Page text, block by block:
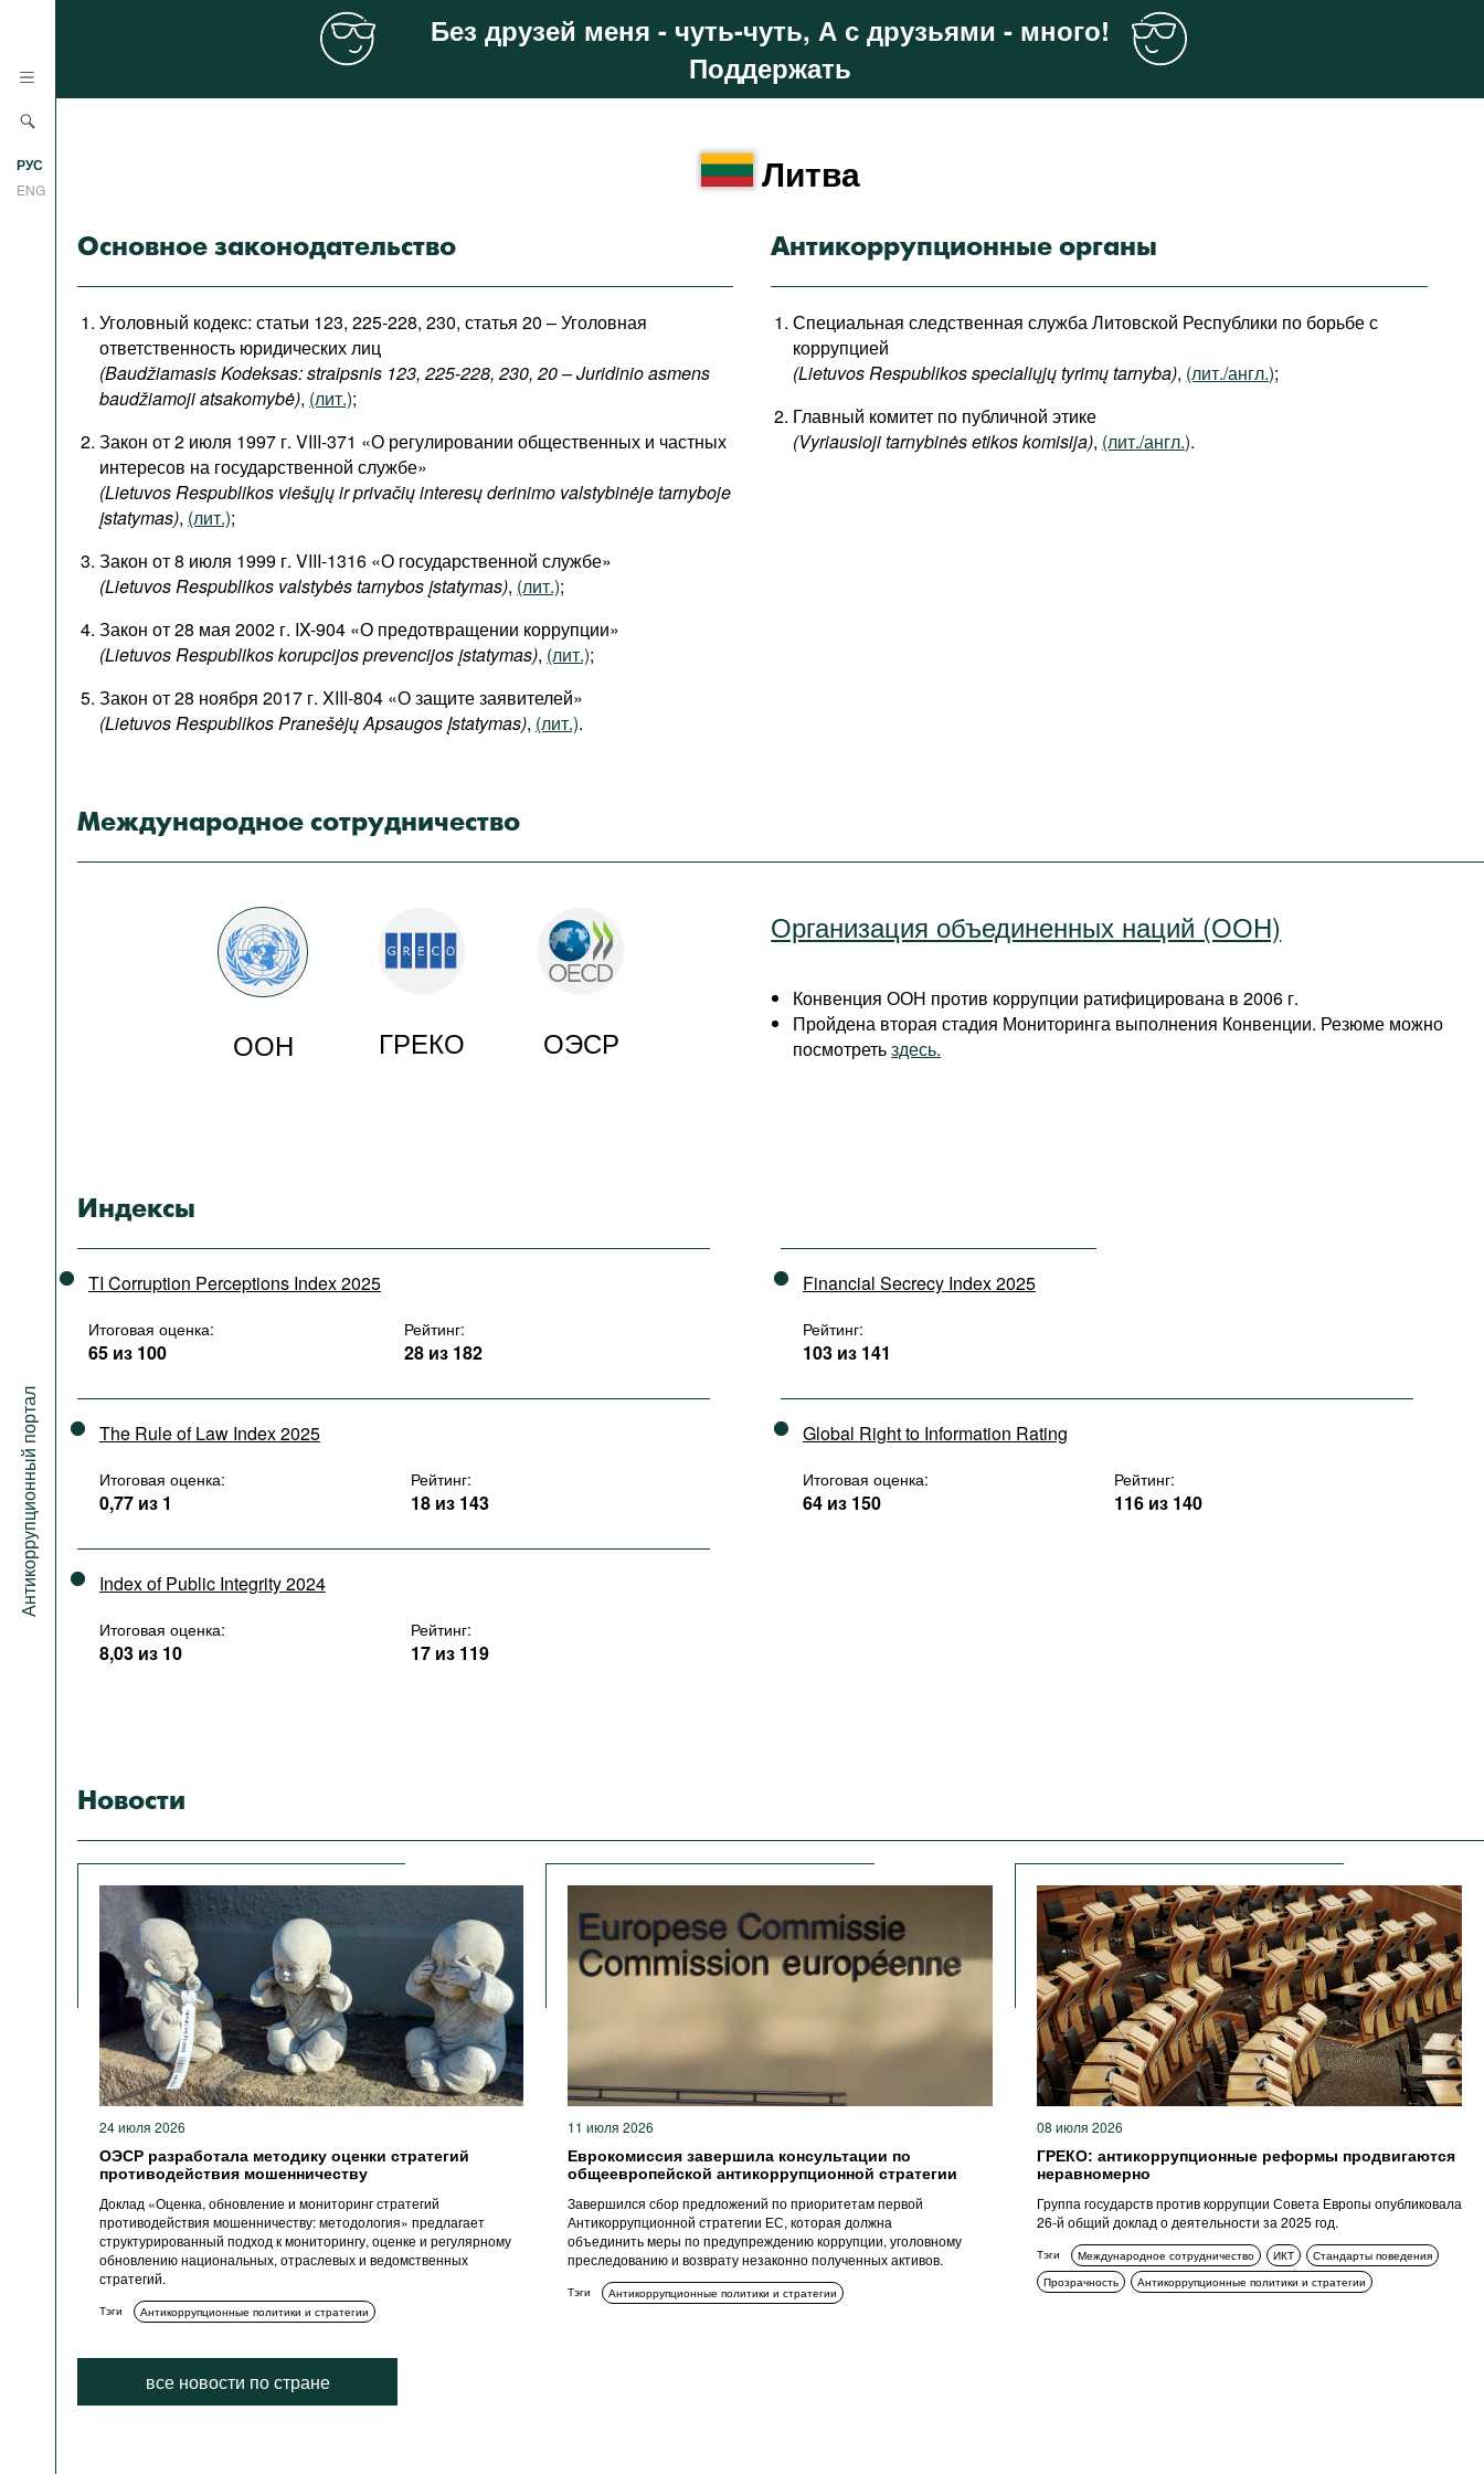
РУС
ENG
Антикоррупционный портал
Профили
Ресурсы
Литература
Сайты
Документы международных
Фильмы
Подкасты
Книжная полка
О проекте
Без друзей меня - чуть-чуть, А с друзьями - много!
Поддержать
Литва
Основное законодательство
Уголовный кодекс: статьи 123, 225-228, 230, статья 20 – Уголовная
ответственность юридических лиц
(Baudžiamasis Kodeksas: straipsnis 123, 225-228, 230, 20 – Juridinio asmens
baudžiamoji atsakomybė), (лит.);
Закон от 2 июля 1997 г. VIII-371 «О регулировании общественных и частных
интересов на государственной службе»
(Lietuvos Respublikos viešųjų ir privačių interesų derinimo valstybinėje tarnyboje
įstatymas), (лит.);
Закон от 8 июля 1999 г. VIII-1316 «О государственной службе»
(Lietuvos Respublikos valstybės tarnybos įstatymas), (лит.);
Закон от 28 мая 2002 г. IX-904 «О предотвращении коррупции»
(Lietuvos Respublikos korupcijos prevencijos įstatymas), (лит.);
Закон от 28 ноября 2017 г. XIII-804 «О защите заявителей»
(Lietuvos Respublikos Pranešėjų Apsaugos Įstatymas), (лит.).
Антикоррупционные органы
Специальная следственная служба Литовской Республики по борьбе с
коррупцией
(Lietuvos Respublikos specialiųjų tyrimų tarnyba), (лит./англ.);
Главный комитет по публичной этике
(Vyriausioji tarnybinės etikos komisija), (лит./англ.).
Международное сотрудничество
ООН ГРЕКО ОЭСР
Организация объединенных наций (ООН)
Конвенция ООН против коррупции ратифицирована в 2006 г.
Пройдена вторая стадия Мониторинга выполнения Конвенции. Резюме можно
посмотретьздесь.
Индексы
TI Corruption Perceptions Index 2025
Итоговая оценка:
65 из 100
Рейтинг:
28 из 182
Financial Secrecy Index 2025
Рейтинг:
103 из 141
The Rule of Law Index 2025
Итоговая оценка:
0,77 из 1
Рейтинг:
18 из 143
Global Right to Information Rating
Итоговая оценка:
64 из 150
Рейтинг:
116 из 140
Index of Public Integrity 2024
Итоговая оценка:
8,03 из 10
Рейтинг:
17 из 119
Новости
24 июля 2026
ОЭСР разработала методику оценки стратегий
противодействия мошенничеству
Доклад «Оценка, обновление и мониторинг стратегий
противодействия мошенничеству: методология» предлагает
структурированный подход к мониторингу, оценке и регулярному
обновлению национальных, отраслевых и ведомственных
стратегий.
Тэги Антикоррупционные политики и стратегии
11 июля 2026
Еврокомиссия завершила консультации по
общеевропейской антикоррупционной стратегии
Завершился сбор предложений по приоритетам первой
Антикоррупционной стратегии ЕС, которая должна
объединить меры по предупреждению коррупции, уголовному
преследованию и возврату незаконно полученных активов.
Тэги Антикоррупционные политики и стратегии
08 июля 2026
ГРЕКО: антикоррупционные реформы продвигаются
неравномерно
Группа государств против коррупции Совета Европы опубликовала
26-й общий доклад о деятельности за 2025 год.
Тэги Международное сотрудничество ИКТ
Стандарты поведения
Прозрачность
Антикоррупционные политики и стратегии
все новости по стране